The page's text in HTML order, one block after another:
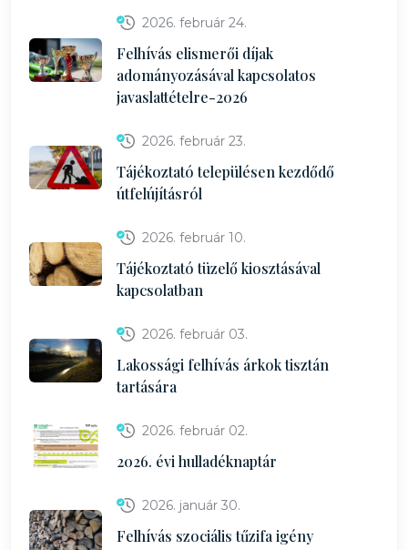
2026. február 24.
Felhívás elismerői díjak
adományozásával kapcsolatos
javaslattételre-2026
2026. február 23.
Tájékoztató településen kezdődő
útfelújításról
2026. február 10.
Tájékoztató tüzelő kiosztásával
kapcsolatban
2026. február 03.
Lakossági felhívás árkok tisztán
tartására
2026. február 02.
2026. évi hulladéknaptár
2026. január 30.
Felhívás szociális tűzifa igény